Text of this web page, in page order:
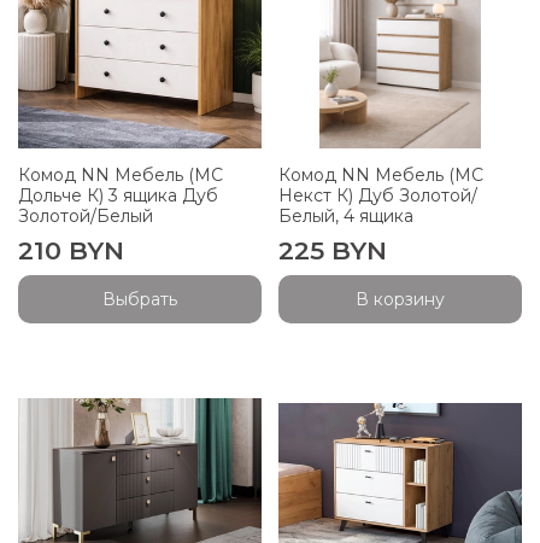
Комод NN Мебель (МС
Дольче К) 3 ящика Дуб
Золотой/Белый
210 BYN
Выбрать
Комод NN Мебель (МС
Некст К) Дуб Золотой/
Белый, 4 ящика
225 BYN
В корзину